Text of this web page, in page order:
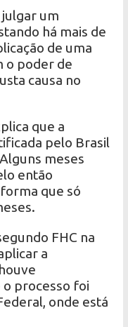
um
há mais de
de uma
o poder de
causa no
que a
pelo Brasil
meses
então
que só
FHC na
a
o processo foi
onde está